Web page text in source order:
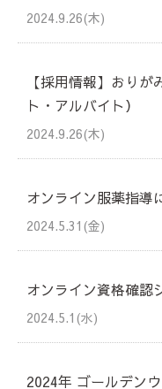
2024.9.26(木)
【採用情報】おり
ト・アルバイト）
2024.9.26(木)
オンライン服薬指導
2024.5.31(金)
オンライン資格確認
2024.5.1(水)
2024年 ゴールデン